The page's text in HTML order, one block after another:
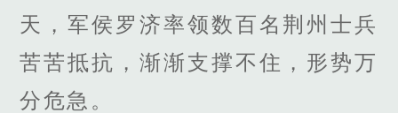
天，军侯罗济率领数百名荆州士兵
苦苦抵抗，渐渐支撑不住，形势万
分危急。